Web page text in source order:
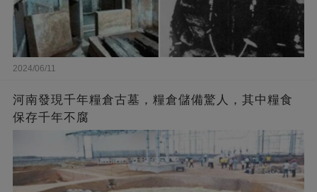
2024/06/11
河南發現千年糧倉古墓，糧倉儲備驚人，其中糧食
保存千年不腐